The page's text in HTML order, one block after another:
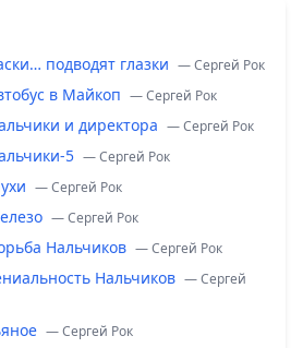
подводят глазки — Сергей Рок
в Майкоп — Сергей Рок
и директора — Сергей Рок
5 — Сергей Рок
— Сергей Рок
— Сергей Рок
Нальчиков — Сергей Рок
Нальчиков — Сергей
— Сергей Рок